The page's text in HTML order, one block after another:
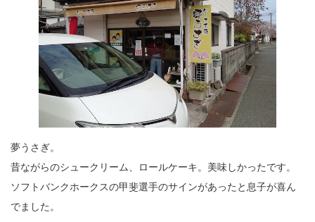
夢うさぎ。
昔ながらのシュークリーム、ロールケーキ。美味しかったです。
ソフトバンクホークスの甲斐選手のサインがあったと息子が喜ん
でました。